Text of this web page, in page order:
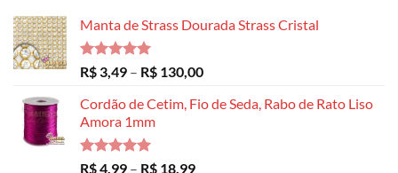
Manta de Strass Dourada Strass Cristal
Avaliação
5.00
de 5
R$ 3,49 – R$ 130,00Faixa
preço:
Cordão de Cetim, Fio de Seda, Rabo de Rato Liso
Amora 1mm
Avaliação
R$4,99 – R$ 18,99Faixa